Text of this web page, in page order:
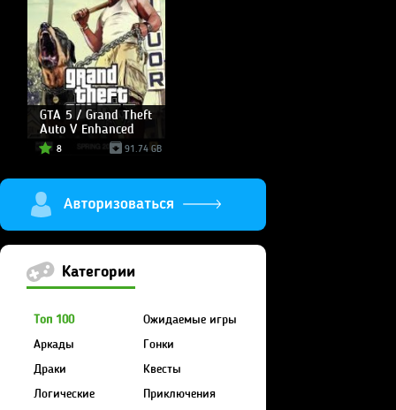
GTA 5 / Grand Theft
Auto V Enhanced
8 91.74 GB
Категории
Топ 100
Ожидаемые игры
Аркады
Гонки
Драки
Квесты
Логические
Приключения